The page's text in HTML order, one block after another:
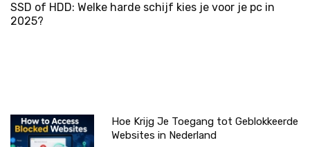
SSD of HDD: Welke harde schijf kies je voor je pc in
2025?
Hoe Krijg Je Toegang tot Geblokkeerde
Websites in Nederland